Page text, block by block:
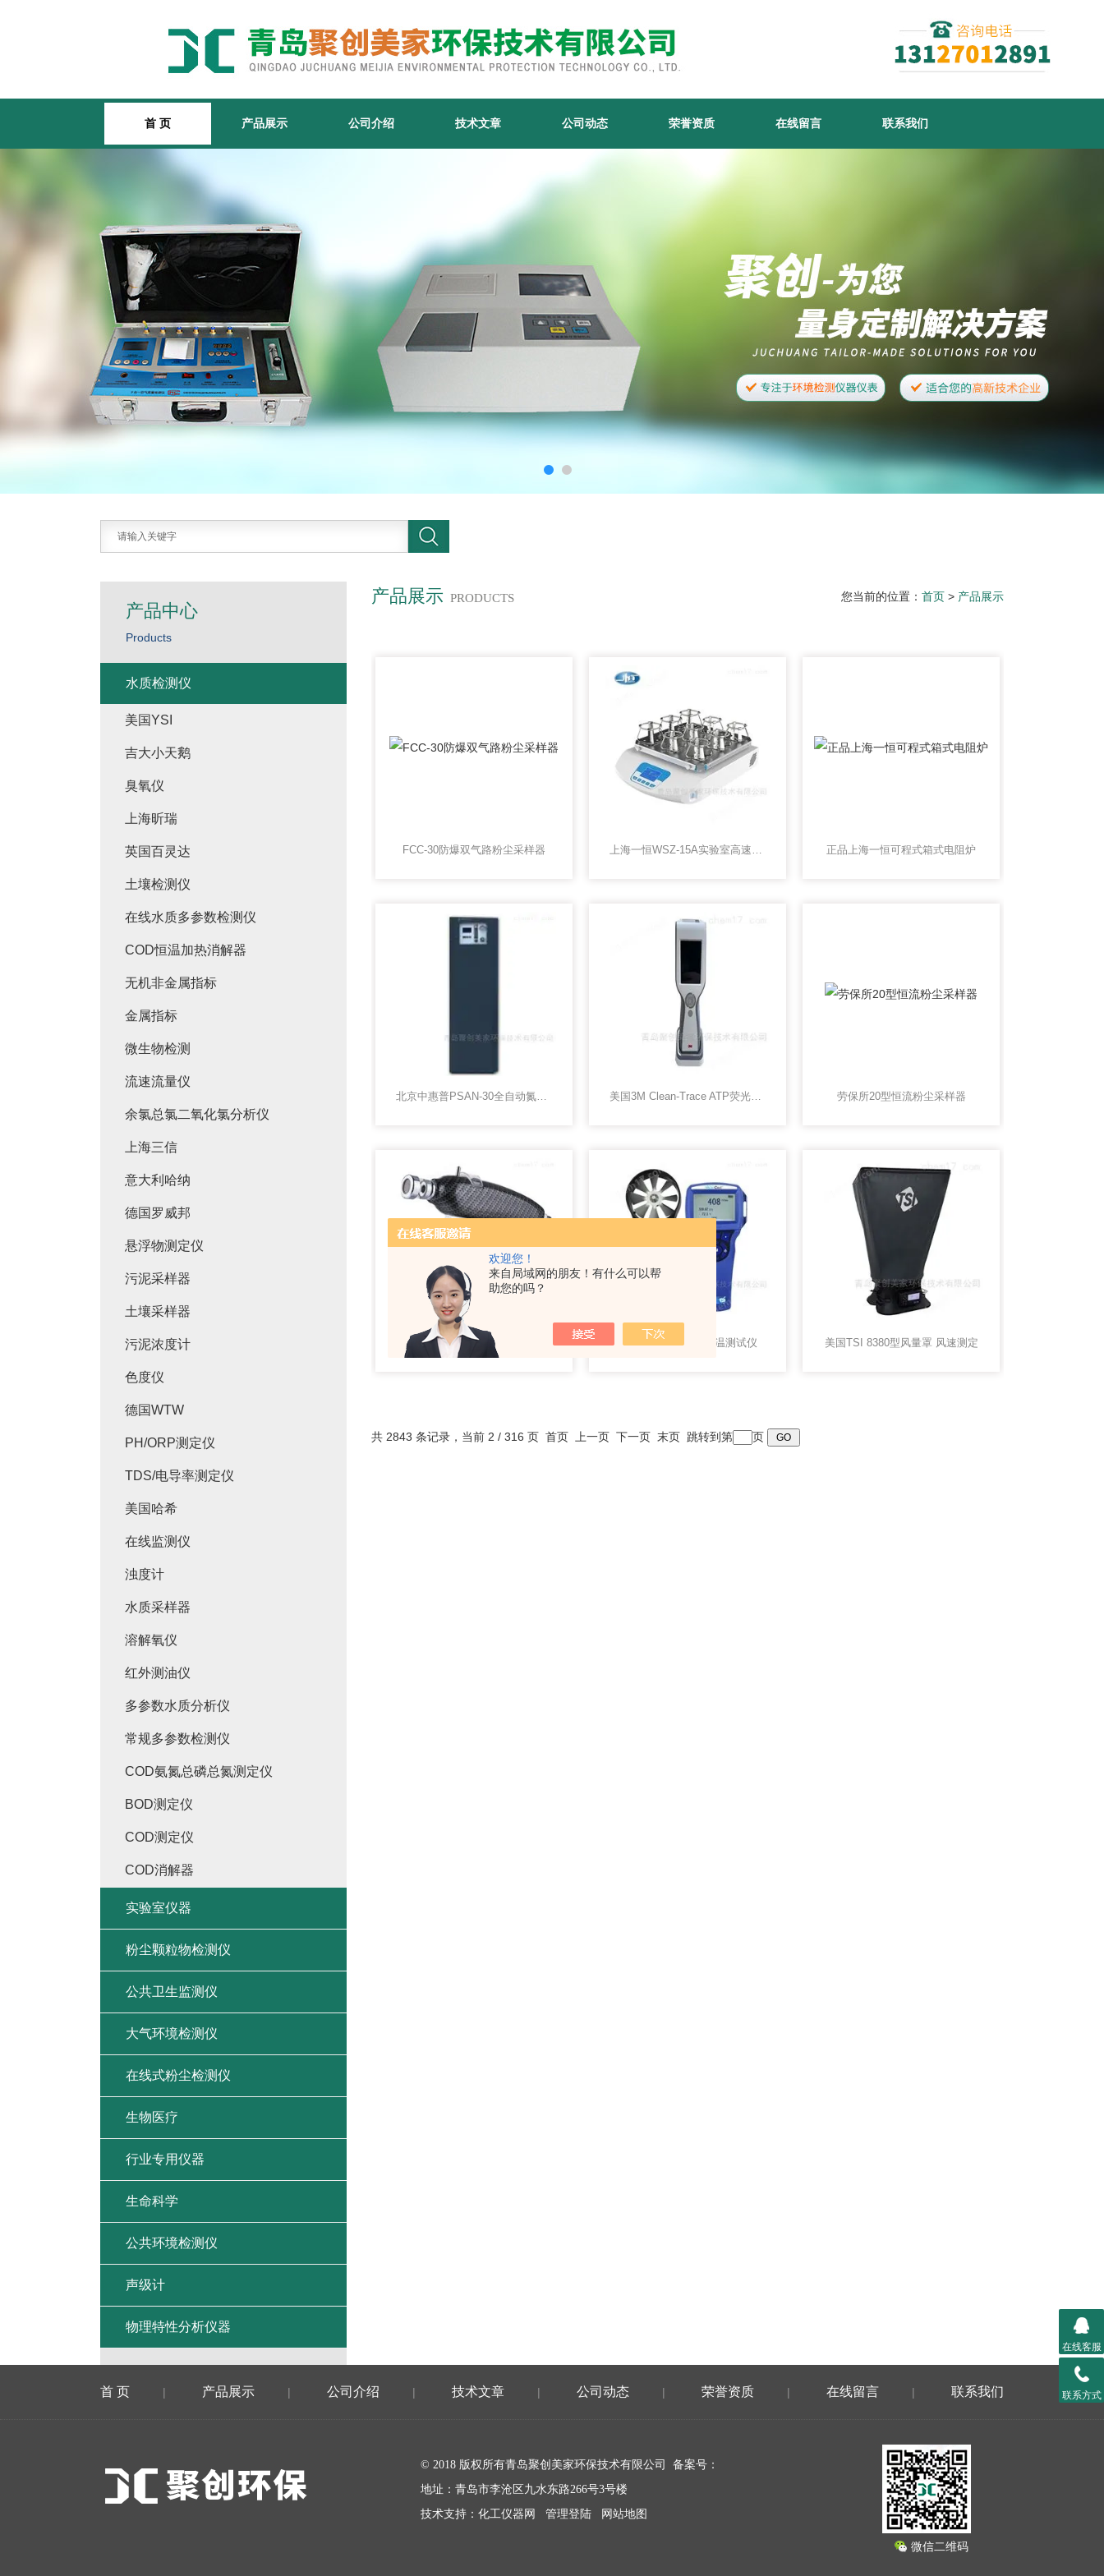
欢迎您！
来自局域网的朋友！有什么可以帮
助您的吗？
首 页 产品展示 公司介绍 技术文章 公司动态 荣誉资质 在线留言 联系我们
产品展示 PRODUCTS 您当前的位置： 首页 > 产品展示
FCC-30防爆双气路粉尘采样器 上海一恒WSZ-15A实验室高速回旋振荡器 正品上海一恒可程式箱式电阻炉
北京中惠普PSAN-30全自动氮气发生器 美国3M Clean-Trace ATP荧光检测仪 劳保所20型恒流粉尘采样器
美国TSI-5725风量风温测试仪 美国TSI 8380型风量罩 风速测定
共 2843 条记录，当前 2 / 316 页 首页 上一页 下一页 末页 跳转到第 页
产品中心
Products
水质检测仪
美国YSI
吉大小天鹅
臭氧仪
上海昕瑞
英国百灵达
土壤检测仪
在线水质多参数检测仪
COD恒温加热消解器
无机非金属指标
金属指标
微生物检测
流速流量仪
余氯总氯二氧化氯分析仪
上海三信
意大利哈纳
德国罗威邦
悬浮物测定仪
污泥采样器
土壤采样器
污泥浓度计
色度仪
德国WTW
PH/ORP测定仪
TDS/电导率测定仪
美国哈希
在线监测仪
浊度计
水质采样器
溶解氧仪
红外测油仪
多参数水质分析仪
常规多参数检测仪
COD氨氮总磷总氮测定仪
BOD测定仪
COD测定仪
COD消解器
实验室仪器
粉尘颗粒物检测仪
公共卫生监测仪
大气环境检测仪
在线式粉尘检测仪
生物医疗
行业专用仪器
生命科学
公共环境检测仪
声级计
物理特性分析仪器
首 页 | 产品展示 | 公司介绍 | 技术文章 | 公司动态 | 荣誉资质 | 在线留言 | 联系我们
© 2018 版权所有青岛聚创美家环保技术有限公司 备案号：
地址：青岛市李沧区九水东路266号3号楼
技术支持： 化工仪器网 管理登陆 网站地图
微信二维码
在线客服
联系方式